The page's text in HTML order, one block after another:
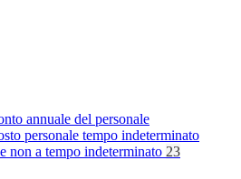
annuale del personale
personale tempo indeterminato
non a tempo indeterminato 23